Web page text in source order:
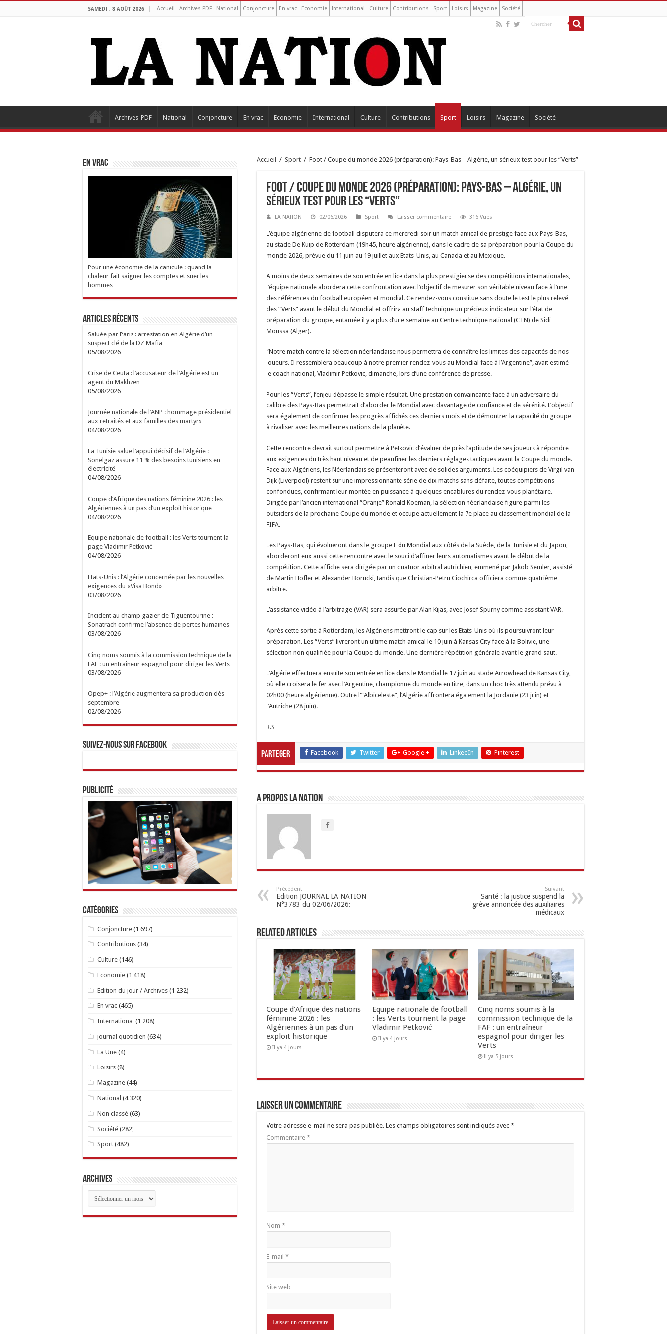
SAMEDI , 8 AOÛT 2026 Accueil Archives-PDF National Conjoncture En vrac Economie International Culture Contributions Sport Loisirs Magazine Société
Archives-PDF National Conjoncture En vrac Economie International Culture Contributions Sport Loisirs Magazine Société
Accueil / Sport / Foot / Coupe du monde 2026 (préparation): Pays-Bas – Algérie, un sérieux test pour les “Verts”
Foot / Coupe du monde 2026 (préparation): Pays-Bas – Algérie, un
sérieux test pour les “Verts”
LA NATION 02/06/2026 Sport Laisser commentaire 316 Vues
L’équipe algérienne de football disputera ce mercredi soir un match amical de prestige face aux Pays-Bas,
au stade De Kuip de Rotterdam (19h45, heure algérienne), dans le cadre de sa préparation pour la Coupe du
monde 2026, prévue du 11 juin au 19 juillet aux Etats-Unis, au Canada et au Mexique.
A moins de deux semaines de son entrée en lice dans la plus prestigieuse des compétitions internationales,
l’équipe nationale abordera cette confrontation avec l’objectif de mesurer son véritable niveau face à l’une
des références du football européen et mondial. Ce rendez-vous constitue sans doute le test le plus relevé
des “Verts” avant le début du Mondial et offrira au staff technique un précieux indicateur sur l’état de
préparation du groupe, entamée il y a plus d’une semaine au Centre technique national (CTN) de Sidi
Moussa (Alger).
“Notre match contre la sélection néerlandaise nous permettra de connaître les limites des capacités de nos
joueurs. Il ressemblera beaucoup à notre premier rendez-vous au Mondial face à l’Argentine”, avait estimé
le coach national, Vladimir Petkovic, dimanche, lors d’une conférence de presse.
Pour les “Verts”, l’enjeu dépasse le simple résultat. Une prestation convaincante face à un adversaire du
calibre des Pays-Bas permettrait d’aborder le Mondial avec davantage de confiance et de sérénité. L’objectif
sera également de confirmer les progrès affichés ces derniers mois et de démontrer la capacité du groupe
à rivaliser avec les meilleures nations de la planète.
Cette rencontre devrait surtout permettre à Petkovic d’évaluer de près l’aptitude de ses joueurs à répondre
aux exigences du très haut niveau et de peaufiner les derniers réglages tactiques avant la Coupe du monde.
Face aux Algériens, les Néerlandais se présenteront avec de solides arguments. Les coéquipiers de Virgil van
Dijk (Liverpool) restent sur une impressionnante série de dix matchs sans défaite, toutes compétitions
confondues, confirmant leur montée en puissance à quelques encablures du rendez-vous planétaire.
Dirigée par l’ancien international “Oranje” Ronald Koeman, la sélection néerlandaise figure parmi les
outsiders de la prochaine Coupe du monde et occupe actuellement la 7e place au classement mondial de la
FIFA.
Les Pays-Bas, qui évolueront dans le groupe F du Mondial aux côtés de la Suède, de la Tunisie et du Japon,
aborderont eux aussi cette rencontre avec le souci d’affiner leurs automatismes avant le début de la
compétition. Cette affiche sera dirigée par un quatuor arbitral autrichien, emmené par Jakob Semler, assisté
de Martin Hofler et Alexander Borucki, tandis que Christian-Petru Ciochirca officiera comme quatrième
arbitre.
L’assistance vidéo à l’arbitrage (VAR) sera assurée par Alan Kijas, avec Josef Spurny comme assistant VAR.
Après cette sortie à Rotterdam, les Algériens mettront le cap sur les Etats-Unis où ils poursuivront leur
préparation. Les “Verts” livreront un ultime match amical le 10 juin à Kansas City face à la Bolivie, une
sélection non qualifiée pour la Coupe du monde. Une dernière répétition générale avant le grand saut.
L’Algérie effectuera ensuite son entrée en lice dans le Mondial le 17 juin au stade Arrowhead de Kansas City,
où elle croisera le fer avec l’Argentine, championne du monde en titre, dans un choc très attendu prévu à
02h00 (heure algérienne). Outre l'”Albiceleste”, l’Algérie affrontera également la Jordanie (23 juin) et
l’Autriche (28 juin).
R.S
Parteger Facebook Twitter Google + LinkedIn Pinterest
A propos LA NATION
Précédent
Edition JOURNAL LA NATION
N°3783 du 02/06/2026:
Suivant
Santé : la justice suspend la
grève annoncée des auxiliaires
médicaux
Related Articles
Coupe d’Afrique des nations
féminine 2026 : les
Algériennes à un pas d’un
exploit historique
Il ya 4 jours
Equipe nationale de football
: les Verts tournent la page
Vladimir Petković
Il ya 4 jours
Cinq noms soumis à la
commission technique de la
FAF : un entraîneur
espagnol pour diriger les
Verts
Il ya 5 jours
Laisser un commentaire
Votre adresse e-mail ne sera pas publiée. Les champs obligatoires sont indiqués avec *
Commentaire *
Nom *
E-mail *
Site web
EN VRAC
Pour une économie de la canicule : quand la
chaleur fait saigner les comptes et suer les
hommes
Articles Récents
Saluée par Paris : arrestation en Algérie d’un
suspect clé de la DZ Mafia
05/08/2026
Crise de Ceuta : l’accusateur de l’Algérie est un
agent du Makhzen
05/08/2026
Journée nationale de l’ANP : hommage présidentiel
aux retraités et aux familles des martyrs
04/08/2026
La Tunisie salue l’appui décisif de l’Algérie :
Sonelgaz assure 11 % des besoins tunisiens en
électricité
04/08/2026
Coupe d’Afrique des nations féminine 2026 : les
Algériennes à un pas d’un exploit historique
04/08/2026
Equipe nationale de football : les Verts tournent la
page Vladimir Petković
04/08/2026
Etats-Unis : l’Algérie concernée par les nouvelles
exigences du «Visa Bond»
03/08/2026
Incident au champ gazier de Tiguentourine :
Sonatrach confirme l’absence de pertes humaines
03/08/2026
Cinq noms soumis à la commission technique de la
FAF : un entraîneur espagnol pour diriger les Verts
03/08/2026
Opep+ : l’Algérie augmentera sa production dès
septembre
02/08/2026
Suivez-nous sur Facebook
Publicité
Catégories
Conjoncture(1 697)
Contributions(34)
Culture(146)
Economie(1 418)
Edition du jour / Archives(1 232)
En vrac(465)
International (1 208)
journal quotidien (634)
La Une(4)
Loisirs(8)
Magazine(44)
National (4 320)
Non classé(63)
Société(282)
Sport(482)
Archives
Archives